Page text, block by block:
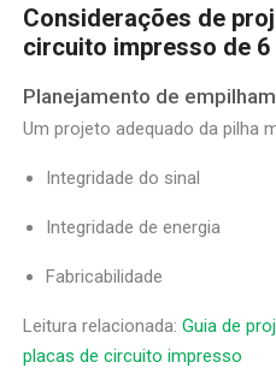
Considerações de
circuito impresso de 6
Planejamento de
Um projeto adequado da pilha
Integridade do sinal
Integridade de energia
Fabricabilidade
Leitura relacionada:Guia de
placas de circuito impresso